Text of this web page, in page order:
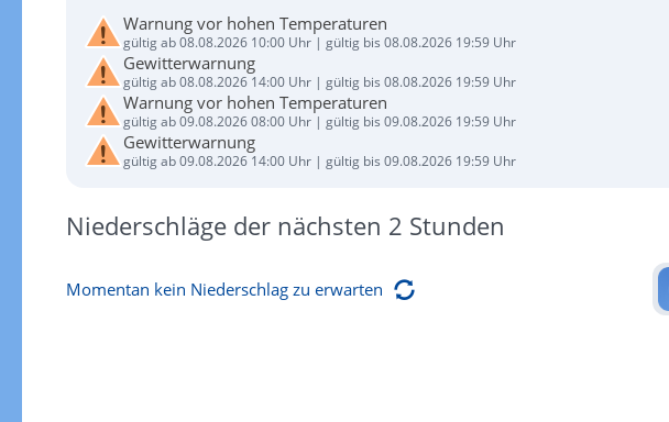
Warnung vor hohen Temperaturen
gültig ab 08.08.2026 10:00 Uhr | gültig bis 08.08.2026 19:59 Uhr
Gewitterwarnung
gültig ab 08.08.2026 14:00 Uhr | gültig bis 08.08.2026 19:59 Uhr
Warnung vor hohen Temperaturen
gültig ab 09.08.2026 08:00 Uhr | gültig bis 09.08.2026 19:59 Uhr
Gewitterwarnung
gültig ab 09.08.2026 14:00 Uhr | gültig bis 09.08.2026 19:59 Uhr
Niederschläge der nächsten 2 Stunden
Momentan kein Niederschlag zu erwarten